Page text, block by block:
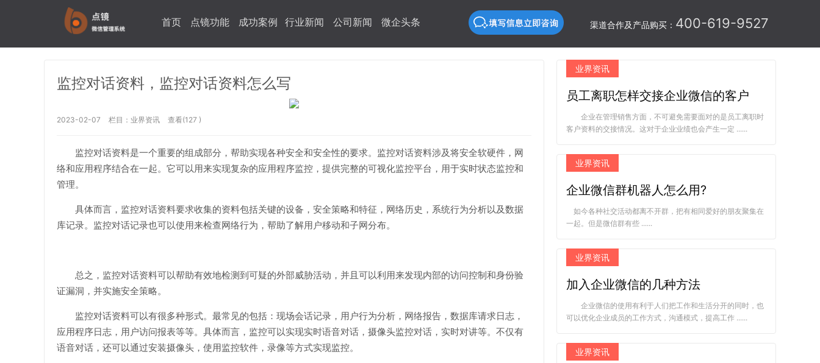
渠道合作及产品购买： 400-619-9527
首页 点镜功能 成功案例 行业新闻 公司新闻 微企头条
监控对话资料，监控对话资料怎么写
2023-02-07 栏目： 业界资讯 查看(127 )
监控对话资料是一个重要的组成部分，帮助实现各种安全和安全性的要求。监控对话资料涉及将安全软硬件，网
络和应用程序结合在一起。它可以用来实现复杂的应用程序监控，提供完整的可视化监控平台，用于实时状态监控和
管理。
具体而言，监控对话资料要求收集的资料包括关键的设备，安全策略和特征，网络历史，系统行为分析以及数据
库记录。监控对话记录也可以使用来检查网络行为，帮助了解用户移动和子网分布。
总之，监控对话资料可以帮助有效地检测到可疑的外部威胁活动，并且可以利用来发现内部的访问控制和身份验
证漏洞，并实施安全策略。
监控对话资料可以有很多种形式。最常见的包括：现场会话记录，用户行为分析，网络报告，数据库请求日志，
应用程序日志，用户访问报表等等。具体而言，监控可以实现实时语音对话，摄像头监控对话，实时对讲等。不仅有
语音对话，还可以通过安装摄像头，使用监控软件，录像等方式实现监控。
业界资讯
员工离职怎样交接企业微信的客户
企业在管理销售方面，不可避免需要面对的是员工离职时
客户资料的交接情况。这对于企业业绩也会产生一定 ......
业界资讯
企业微信群机器人怎么用?
如今各种社交活动都离不开群，把有相同爱好的朋友聚集在
一起。但是微信群有些 ......
业界资讯
加入企业微信的几种方法
企业微信的使用有利于人们把工作和生活分开的同时，也
可以优化企业成员的工作方式，沟通模式，提高工作 ......
业界资讯